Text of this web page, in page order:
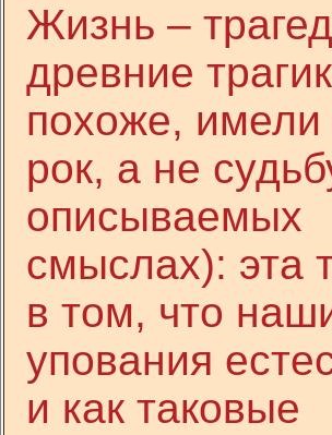
Жизнь –
древние
похоже, имели
рок, а не
описываемых
смыслах): эта
в том, что
упования
и как таковые